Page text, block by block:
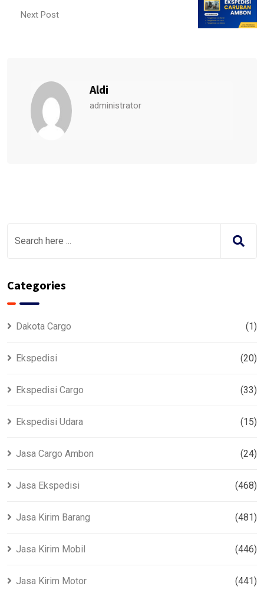
Next Post
Aldi
administrator
Categories
Dakota Cargo (1)
Ekspedisi (20)
Ekspedisi Cargo (33)
Ekspedisi Udara (15)
Jasa Cargo Ambon (24)
Jasa Ekspedisi (468)
Jasa Kirim Barang (481)
Jasa Kirim Mobil (446)
Jasa Kirim Motor (441)